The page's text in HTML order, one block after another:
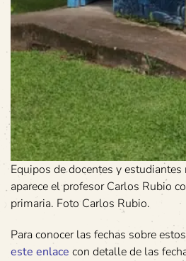
Equipos de docentes y
aparece el profesor Carlos Rubio
primaria. Foto Carlos Rubio.
Para conocer las fechas sobre
este enlace con detalle de las